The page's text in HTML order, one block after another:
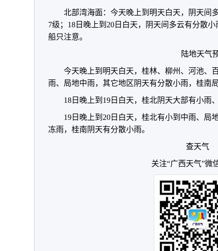
北部湾海面：今天晚上到明天白天，阴天间
7级；18日晚上到20日白天，阴天间多云有分散
船只注意。
陆地天气
今天晚上到明天白天，桂林、柳州、河池、
雨、局地中雨，其它地区阴天有分散小雨，桂南
18日晚上到19日白天，桂北阴天大部有小雨
19日晚上到20日白天，桂北有小到中雨、局
冻雨，桂南阴天有分散小雨。
查天气
关注“广西天气”微